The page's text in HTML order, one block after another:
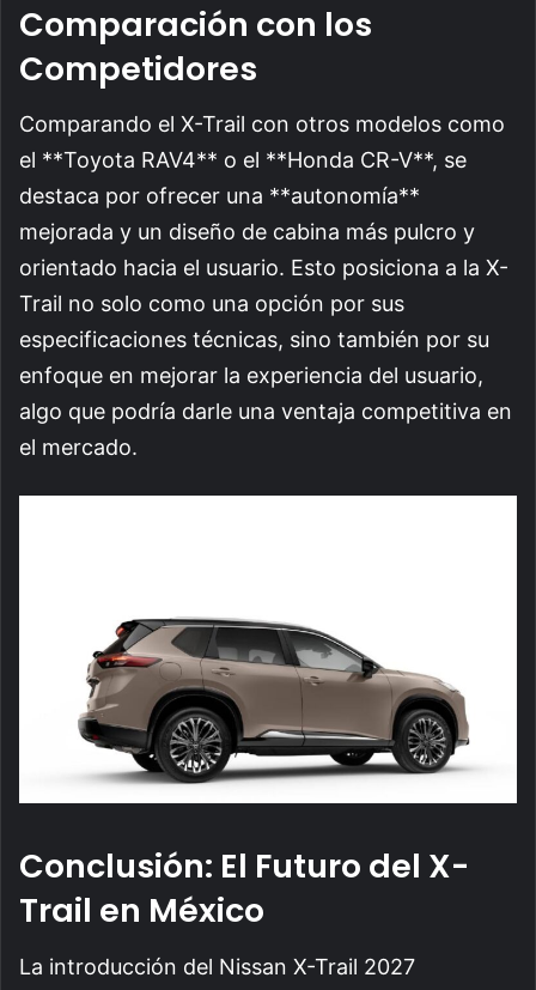
Comparación con los
Competidores
Comparando el X-Trail con otros modelos como
el **Toyota RAV4** o el **Honda CR-V**, se
destaca por ofrecer una **autonomía**
mejorada y un diseño de cabina más pulcro y
orientado hacia el usuario. Esto posiciona a la X-
Trail no solo como una opción por sus
especificaciones técnicas, sino también por su
enfoque en mejorar la experiencia del usuario,
algo que podría darle una ventaja competitiva en
el mercado.
Conclusión: El Futuro del X-
Trail en México
La introducción del Nissan X-Trail 2027